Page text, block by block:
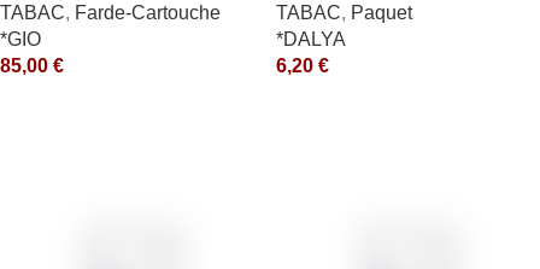
TABAC, Farde-Cartouche
*GIO
85,00 €
TABAC, Paquet
*DALYA
6,20 €